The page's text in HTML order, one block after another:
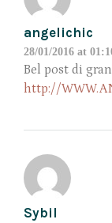
angelichic
28/01/2016 at
Bel post di
http://
Sybil